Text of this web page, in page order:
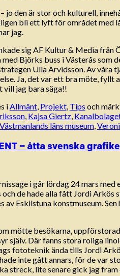
jo den är stor och kulturell,
bli ett lyft för området med
jag.
sig AF Kultur & Media från
Björks buss i Västerås som
Ulla Arvidsson. Av våra
Ja, det var ett bra möte, fyllt
vill jag bara säga!!
iAllmänt, Projekt, Tips och
, Kajsa Giertz,
Västmanlands läns museum,
– åtta svenska
i går lördag 24 mars
och de hade alla fått Jordi
av Eskilstuna konstmuseum.
mötte besökarna,
själv. Där fanns stora roliga
fototeknik ända tills Jordi
inte gått annars, för de var
streck, lite senare gick jag